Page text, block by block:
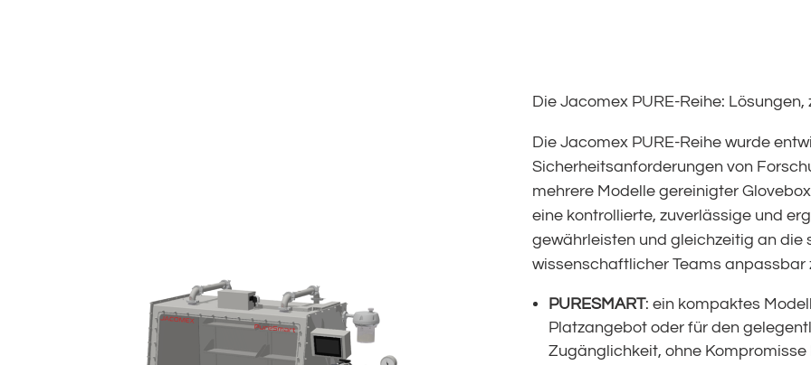
Die Jacomex PURE-Reihe:
Die Jacomex PURE-Reihe wurde
Sicherheitsanforderungen von
mehrere Modelle gereinigter
eine kontrollierte, zuverlässige und
gewährleisten und gleichzeitig an die
wissenschaftlicher Teams anpassbar
PURESMART: ein kompaktes
Platzangebot oder für den
Zugänglichkeit, ohne